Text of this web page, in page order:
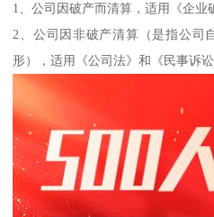
1、公司因破产而清算，适用《企业
2、公司因非破产清算（是指公司
形），适用《公司法》和《民事诉讼